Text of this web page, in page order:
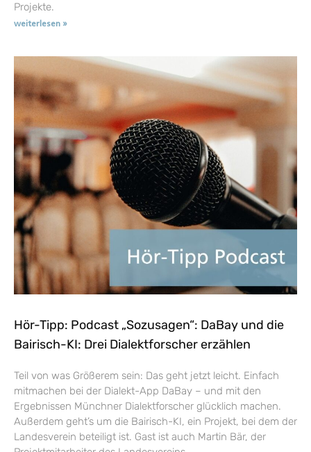
Projekte.
weiterlesen »
Hör-Tipp: Podcast „Sozusagen“: DaBay und die
Bairisch-KI: Drei Dialektforscher erzählen
Teil von was Größerem sein: Das geht jetzt leicht. Einfach
mitmachen bei der Dialekt-App DaBay – und mit den
Ergebnissen Münchner Dialektforscher glücklich machen.
Außerdem geht’s um die Bairisch-KI, ein Projekt, bei dem der
Landesverein beteiligt ist. Gast ist auch Martin Bär, der